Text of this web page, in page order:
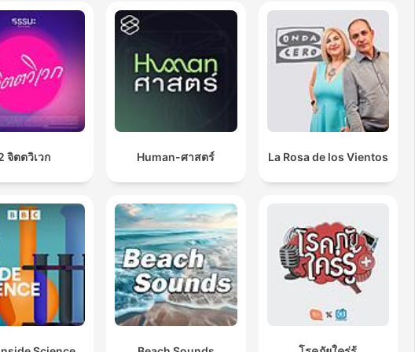
จิตตวิเวก Human-ศาสตร์ La Rosa de los Vientos